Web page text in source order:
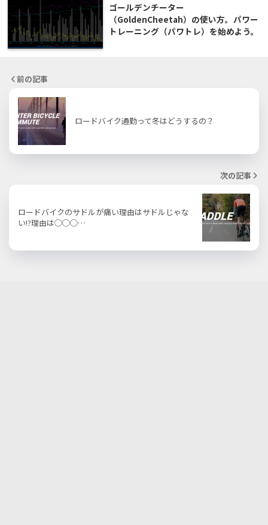
ゴールデンチーター
（GoldenCheetah）の使い方。パワー
トレーニング（パワトレ）を始めよう。
前の記事
ロードバイク通勤って冬はどうするの？
次の記事
ロードバイクのサドルが痛い理由はサドルじゃな
い!?理由は◯◯◯…